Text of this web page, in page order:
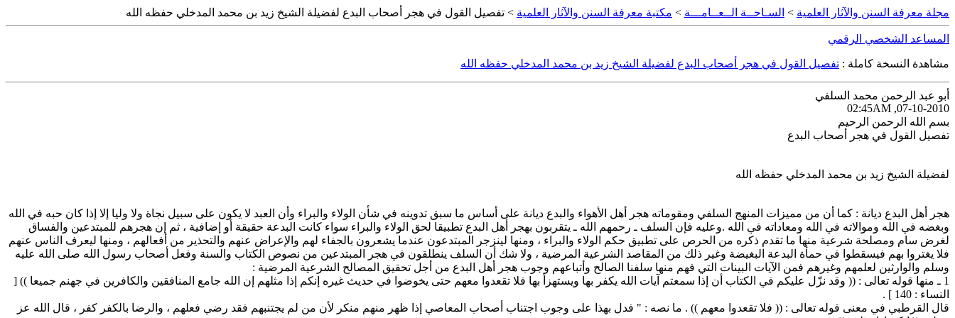
مجلة معرفة السنن والآثار العلمية > السـاحــة الــعــامـــة > مكتبة معرفة السنن والآثار العلمية > تفصيل القول في هجر أصحاب البدع لفضيلة الشيخ زيد بن محمد المدخلي حفظه الله
المساعد الشخصي الرقمي
مشاهدة النسخة كاملة : تفصيل القول في هجر أصحاب البدع لفضيلة الشيخ زيد بن محمد المدخلي حفظه الله
أبو عبد الرحمن محمد السلفي
07-10-2010, 02:45AM
بسم الله الرحمن الرحيم
تفصيل القول في هجر أصحاب البدع
لفضيلة الشيخ زيد بن محمد المدخلي حفظه الله
هجر أهل البدع ديانة : كما أن من مميزات المنهج السلفي ومقوماته هجر أهل الأهواء والبدع ديانة على أساس ما سبق تدوينه في شأن الولاء والبراء وأن العبد لا يكون على سبيل نجاة ولا وليا إلا إذا كان حبه في الله
وبغضه في الله وموالاته في الله ومعاداته في الله .وعليه فإن السلف ـ رحمهم الله ـ يتقربون بهجر أهل البدع تطبيقا لحق الولاء والبراء سواء كانت البدعة حقيقة أو إضافية ، ثم إن هجرهم للمبتدعين والفساق
لغرض سام ومصلحة شرعية منها ما تقدم ذكره من الحرص على تطبيق حكم الولاء والبراء ، ومنها لينزجر المبتدعون عندما يشعرون بالجفاء لهم والإعراض عنهم والتحذير من أفعالهم ، ومنها ليعرف الناس عنهم
فلا يغتروا بهم فيسقطوا في حمأة البدعة البغيضة وغير ذلك من المقاصد الشرعية المرضية ، ولا شك أن السلف ينطلقون في هجر المبتدعين من نصوص الكتاب والسنة وفعل أصحاب رسول الله صلى الله عليه
وسلم والوارثين لعلمهم وغيرهم فمن الآيات البينات التي فهم منها سلفنا الصالح وأتباعهم وجوب هجر أهل البدع من أجل تحقيق المصالح الشرعية المرضية :
1 ـ منها قوله تعالى : (( وقد نزّل عليكم في الكتاب أن إذا سمعتم آيات الله يكفر بها ويستهزأ بها فلا تقعدوا معهم حتى يخوضوا في حديث غيره إنكم إذا مثلهم إن الله جامع المنافقين والكافرين في جهنم جميعا )) [
النساء : 140 ] .
قال القرطبي في معنى قوله تعالى : (( فلا تقعدوا معهم )) . ما نصه : " فدل بهذا على وجوب اجتناب أصحاب المعاصي إذا ظهر منهم منكر لأن من لم يجتنبهم فقد رضي فعلهم ، والرضا بالكفر كفر ، قال الله عز